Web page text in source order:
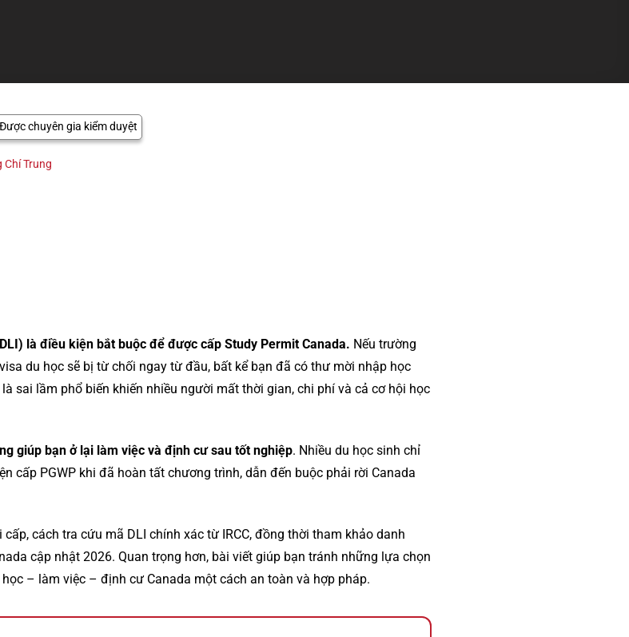
Được chuyên gia kiểm duyệt
Trung
là điều kiện bắt buộc để được cấp Study Permit Canada. Nếu trường
du học sẽ bị từ chối ngay từ đầu, bất kể bạn đã có thư mời nhập học
sai lầm phổ biến khiến nhiều người mất thời gian, chi phí và cả cơ hội học
giúp bạn ở lại làm việc và định cư sau tốt nghiệp. Nhiều du học sinh chỉ
cấp PGWP khi đã hoàn tất chương trình, dẫn đến buộc phải rời Canada
cách tra cứu mã DLI chính xác từ IRCC, đồng thời tham khảo danh
cập nhật 2026. Quan trọng hơn, bài viết giúp bạn tránh những lựa chọn
– làm việc – định cư Canada một cách an toàn và hợp pháp.